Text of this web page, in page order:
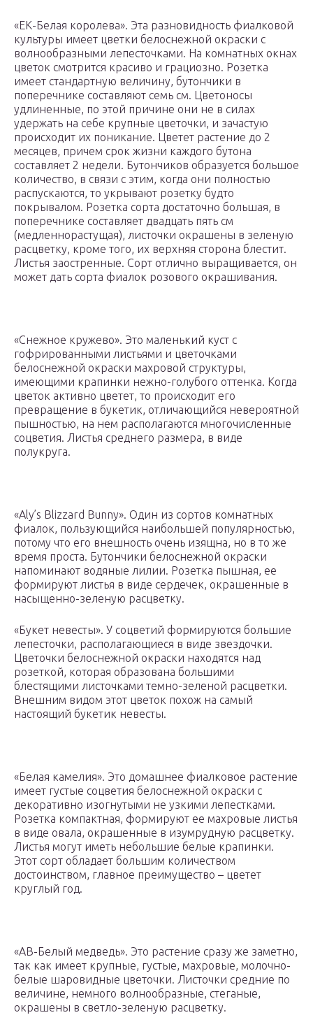
«ЕК-Белая королева». Эта разновидность фиалковой
культуры имеет цветки белоснежной окраски с
волнообразными лепесточками. На комнатных окнах
цветок смотрится красиво и грациозно. Розетка
имеет стандартную величину, бутончики в
поперечнике составляют семь см. Цветоносы
удлиненные, по этой причине они не в силах
удержать на себе крупные цветочки, и зачастую
происходит их поникание. Цветет растение до 2
месяцев, причем срок жизни каждого бутона
составляет 2 недели. Бутончиков образуется большое
количество, в связи с этим, когда они полностью
распускаются, то укрывают розетку будто
покрывалом. Розетка сорта достаточно большая, в
поперечнике составляет двадцать пять см
(медленнорастущая), листочки окрашены в зеленую
расцветку, кроме того, их верхняя сторона блестит.
Листья заостренные. Сорт отлично выращивается, он
может дать сорта фиалок розового окрашивания.
«Снежное кружево». Это маленький куст с
гофрированными листьями и цветочками
белоснежной окраски махровой структуры,
имеющими крапинки нежно-голубого оттенка. Когда
цветок активно цветет, то происходит его
превращение в букетик, отличающийся невероятной
пышностью, на нем располагаются многочисленные
соцветия. Листья среднего размера, в виде
полукруга.
«Aly’s Blizzard Bunny». Один из сортов комнатных
фиалок, пользующийся наибольшей популярностью,
потому что его внешность очень изящна, но в то же
время проста. Бутончики белоснежной окраски
напоминают водяные лилии. Розетка пышная, ее
формируют листья в виде сердечек, окрашенные в
насыщенно-зеленую расцветку.
«Букет невесты». У соцветий формируются большие
лепесточки, располагающиеся в виде звездочки.
Цветочки белоснежной окраски находятся над
розеткой, которая образована большими
блестящими листочками темно-зеленой расцветки.
Внешним видом этот цветок похож на самый
настоящий букетик невесты.
«Белая камелия». Это домашнее фиалковое растение
имеет густые соцветия белоснежной окраски с
декоративно изогнутыми не узкими лепестками.
Розетка компактная, формируют ее махровые листья
в виде овала, окрашенные в изумрудную расцветку.
Листья могут иметь небольшие белые крапинки.
Этот сорт обладает большим количеством
достоинством, главное преимущество – цветет
круглый год.
«АВ-Белый медведь». Это растение сразу же заметно,
так как имеет крупные, густые, махровые, молочно-
белые шаровидные цветочки. Листочки средние по
величине, немного волнообразные, стеганые,
окрашены в светло-зеленую расцветку.